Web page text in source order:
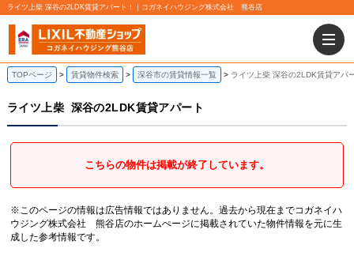
ライツ上柴 深谷の2LDK賃貸アパート！｜コガネイハウジング株式会社 熊谷店
TOPページ 賃貸物件検索 深谷市の賃貸情報一覧 ライツ上柴 深谷の2LDK賃貸アパ
ライツ上柴 深谷の2LDK賃貸アパート
こちらの物件は掲載が終了しています。
※このページの情報は広告情報ではありません。過去から現在までコガネイハ
ウジング株式会社 熊谷店のホームぺージに掲載されていた物件情報を元に生
成した参考情報です。